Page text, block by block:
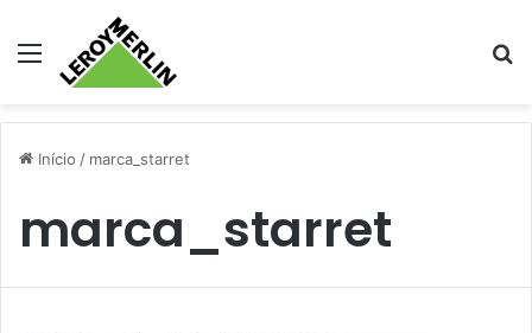
Menu
Início / marca_starret
marca_starret